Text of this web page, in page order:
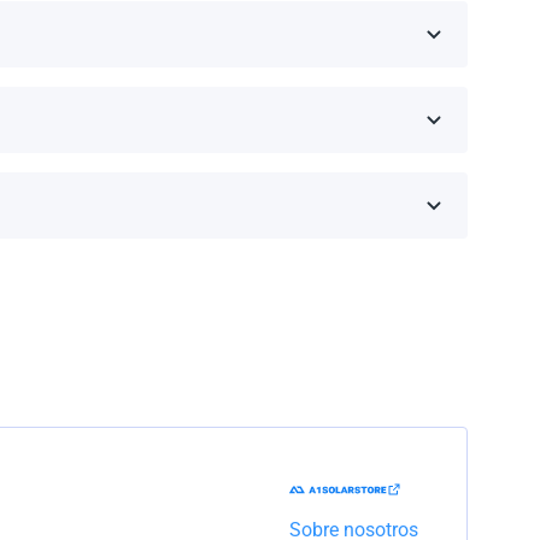
Sobre nosotros